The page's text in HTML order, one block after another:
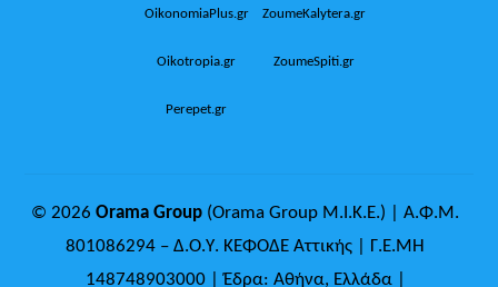
OikonomiaPlus.gr ZoumeKalytera.gr
Oikotropia.gr ZoumeSpiti.gr
Perepet.gr
© 2026Orama Group (Orama Group Μ.Ι.Κ.Ε.) | Α.Φ.Μ.
801086294 – Δ.Ο.Υ. ΚΕΦΟΔΕ Αττικής | Γ.Ε.ΜΗ
148748903000 | Έδρα: Αθήνα, Ελλάδα |